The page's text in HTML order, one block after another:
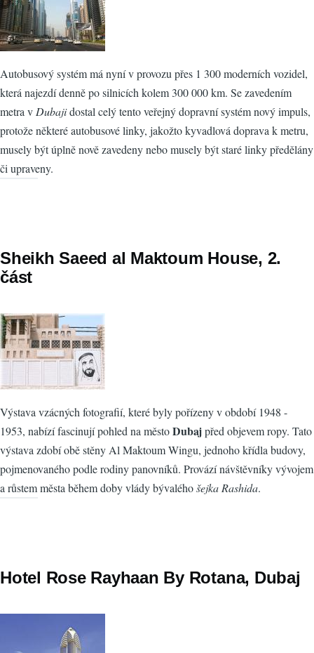
Autobusový systém má nyní v provozu přes 1 300 moderních vozidel,
která najezdí denně po silnicích kolem 300 000 km. Se zavedením
metra v Dubajidostal celý tento veřejný dopravní systém nový impuls,
protože některé autobusové linky, jakožto kyvadlová doprava k metru,
musely být úplně nově zavedeny nebo musely být staré linky předělány
či upraveny.
Sheikh Saeed al Maktoum House, 2.
část
Výstava vzácných fotografií, které byly pořízeny v období 1948 -
1953, nabízí fascinují pohled na městoDubajpřed objevem ropy. Tato
výstava zdobí obě stěny Al Maktoum Wingu, jednoho křídla budovy,
pojmenovaného podle rodiny panovníků. Provází návštěvníky vývojem
a růstem města během doby vlády bývaléhošejka Rashida.
Hotel Rose Rayhaan By Rotana, Dubaj